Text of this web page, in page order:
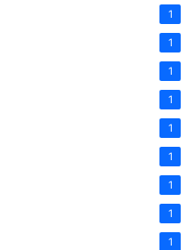
1
1
1
1
1
1
1
1
1